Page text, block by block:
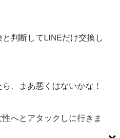
判断してLINEだけ交換し
、まあ悪くはないかな！
へとアタックしに行きま